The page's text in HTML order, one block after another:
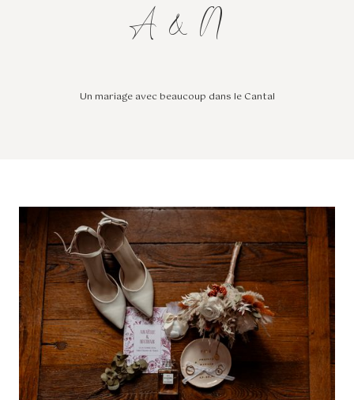
A & N
Un mariage avec beaucoup dans le Cantal